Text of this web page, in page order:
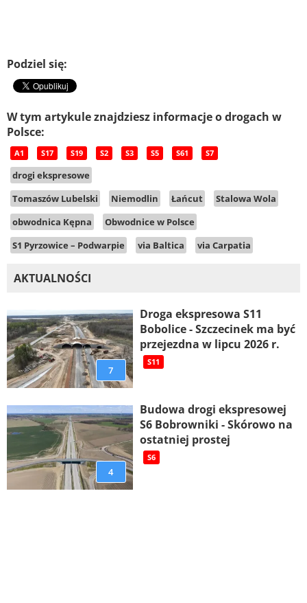
Podziel się:
W tym artykule znajdziesz informacje o drogach w
Polsce:
A1 S17 S19 S2 S3 S5 S61 S7
drogi ekspresowe
Tomaszów Lubelski
Niemodlin Łańcut
Stalowa Wola
obwodnica Kępna
Obwodnice w Polsce
S1 Pyrzowice – Podwarpie
via Baltica via Carpatia
AKTUALNOŚCI
7
Droga ekspresowa S11
Bobolice - Szczecinek ma być
przejezdna w lipcu 2026 r.
S11
4
Budowa drogi ekspresowej
S6 Bobrowniki - Skórowo na
ostatniej prostej
S6